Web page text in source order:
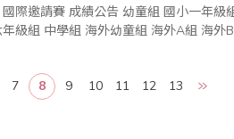
7 8 9 10 11 12 13